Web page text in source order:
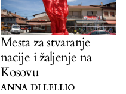
Mesta za stvaranje
nacije i žaljenje na
Kosovu
ANNA DI LELLIO